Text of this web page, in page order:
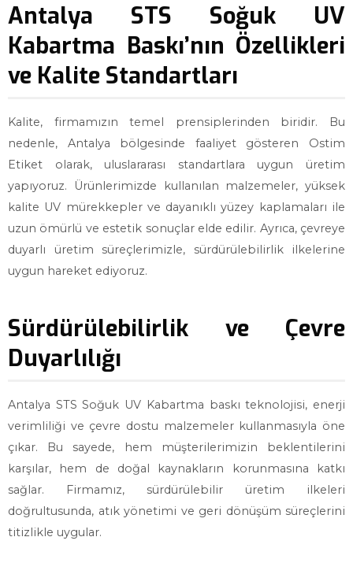
Antalya STS Soğuk UV
Kabartma Baskı’nın Özellikleri
ve Kalite Standartları
Kalite, firmamızın temel prensiplerinden biridir. Bu
nedenle, Antalya bölgesinde faaliyet gösteren Ostim
Etiket olarak, uluslararası standartlara uygun üretim
yapıyoruz. Ürünlerimizde kullanılan malzemeler, yüksek
kalite UV mürekkepler ve dayanıklı yüzey kaplamaları ile
uzun ömürlü ve estetik sonuçlar elde edilir. Ayrıca, çevreye
duyarlı üretim süreçlerimizle, sürdürülebilirlik ilkelerine
uygun hareket ediyoruz.
Sürdürülebilirlik ve Çevre
Duyarlılığı
Antalya STS Soğuk UV Kabartma baskı teknolojisi, enerji
verimliliği ve çevre dostu malzemeler kullanmasıyla öne
çıkar. Bu sayede, hem müşterilerimizin beklentilerini
karşılar, hem de doğal kaynakların korunmasına katkı
sağlar. Firmamız, sürdürülebilir üretim ilkeleri
doğrultusunda, atık yönetimi ve geri dönüşüm süreçlerini
titizlikle uygular.